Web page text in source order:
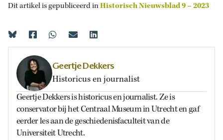
Dit artikel is gepubliceerd inHistorisch Nieuwsblad 9 – 2023
Geertje Dekkers
Historicus en journalist
Geertje Dekkers is historicus en journalist. Ze is
conservator bij het Centraal Museum in Utrecht en gaf
eerder les aan de geschiedenisfaculteit van de
Universiteit Utrecht.